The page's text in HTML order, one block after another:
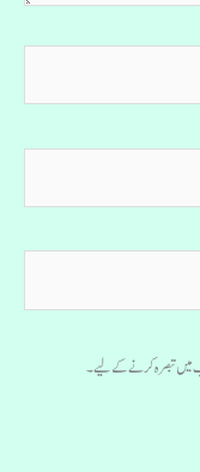
میں تبصرہ کرنے کےلیے۔